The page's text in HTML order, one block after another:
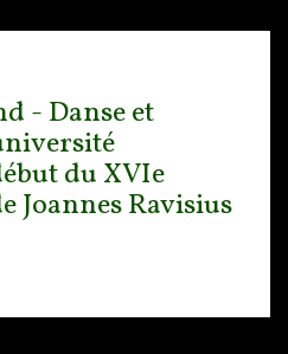
- Danse et
du XVIe
Joannes Ravisius